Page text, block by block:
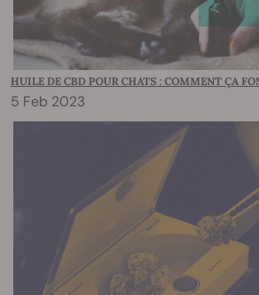
HUILE DE CBD POUR CHATS : COMMENT ÇA
5 Feb 2023